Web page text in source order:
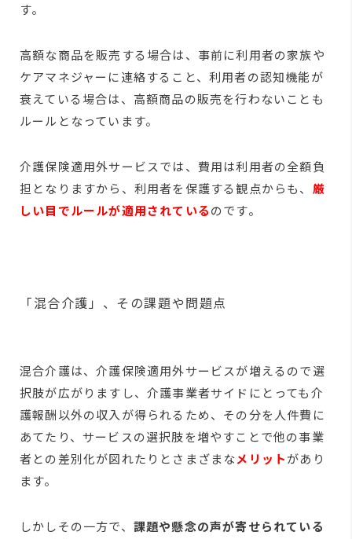
す。
高額な商品を販売する場合は、事前に利用者の家族や
ケアマネジャーに連絡すること、利用者の認知機能が
衰えている場合は、高額商品の販売を行わないことも
ルールとなっています。
介護保険適用外サービスでは、費用は利用者の全額負
担となりますから、利用者を保護する観点からも、 厳
しい目でルールが適用されているのです。
「混合介護」、その課題や問題点
混合介護は、介護保険適用外サービスが増えるので選
択肢が広がりますし、介護事業者サイドにとっても介
護報酬以外の収入が得られるため、その分を人件費に
あてたり、サービスの選択肢を増やすことで他の事業
者との差別化が図れたりとさまざまなメリットがあり
ます。
しかしその一方で、 課題や懸念の声が寄せられている